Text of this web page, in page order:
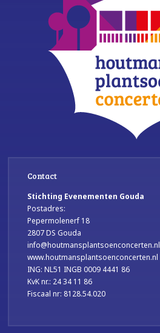
Contact
Stichting Evenementen Gouda
Postadres:
Pepermolenerf 18
2807 DS Gouda
info@houtmansplantsoenconcerten.nl
www.houtmansplantsoenconcerten.nl
ING: NL51 INGB 0009 4441 86
KvK nr.: 24 34 11 86
Fiscaal nr: 8128.54.020